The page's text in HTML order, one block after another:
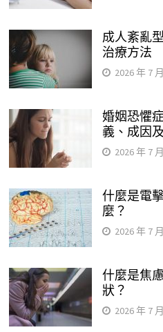
成人紊亂
治療方法
2026 年 7
婚姻恐懼
義、成因
2026 年 7
什麼是電
麼？
2026 年 7
什麼是焦
狀？
2026 年 7